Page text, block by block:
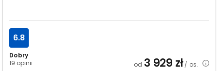
Dobry
19 opinii
6.8
od 3 929 zł/ os.